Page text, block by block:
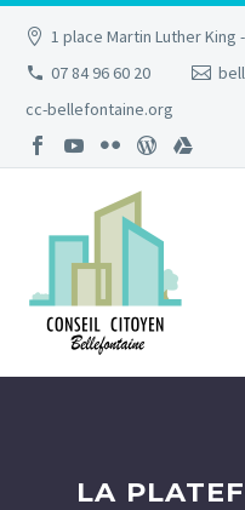
1 place Martin Luther King
07 84 96 60 20
cc-bellefontaine.org
LA